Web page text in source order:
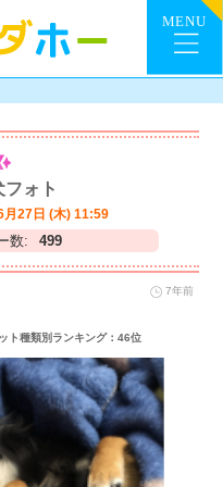
ォト
27日 (木) 11:59
数: 499
7年前
ト種類別ランキング：46位